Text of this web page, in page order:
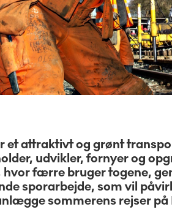
et attraktivt og grønt
udvikler, fornyer og
hvor færre bruger togene,
sporarbejde, som vil
sommerens rejser på